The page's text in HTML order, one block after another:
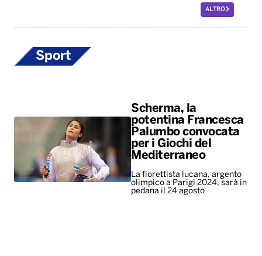
ALTRO
Sport
Scherma, la
potentina Francesca
Palumbo convocata
per i Giochi del
Mediterraneo
La fiorettista lucana, argento
olimpico a Parigi 2024, sarà in
pedana il 24 agosto